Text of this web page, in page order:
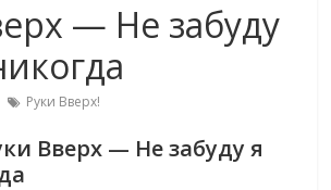
— Не забуду
Руки Вверх!
Вверх — Не забуду я